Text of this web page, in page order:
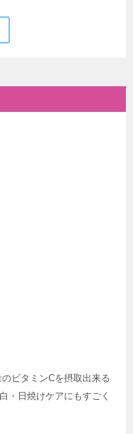
ビタミンCを摂取出来る
・日焼けケアにもすごく